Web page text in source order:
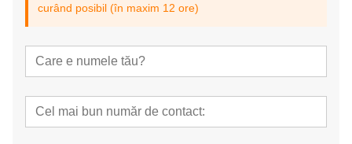
curând posibil (în maxim 12 ore)